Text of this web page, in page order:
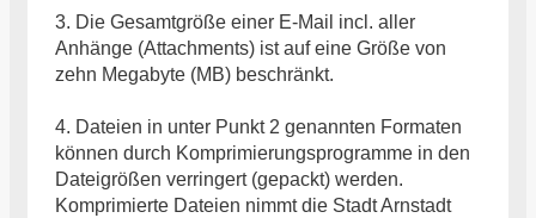
3. Die Gesamtgröße einer E-Mail incl. aller
Anhänge (Attachments) ist auf eine Größe von
zehn Megabyte (MB) beschränkt.
4. Dateien in unter Punkt 2 genannten Formaten
können durch Komprimierungsprogramme in den
Dateigrößen verringert (gepackt) werden.
Komprimierte Dateien nimmt die Stadt Arnstadt